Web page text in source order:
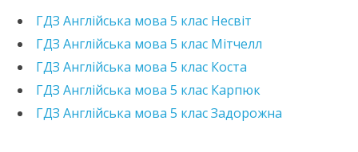
ГДЗ Англійська мова 5 клас Несвіт
ГДЗ Англійська мова 5 клас Мітчелл
ГДЗ Англійська мова 5 клас Коста
ГДЗ Англійська мова 5 клас Карпюк
ГДЗ Англійська мова 5 клас Задорожна